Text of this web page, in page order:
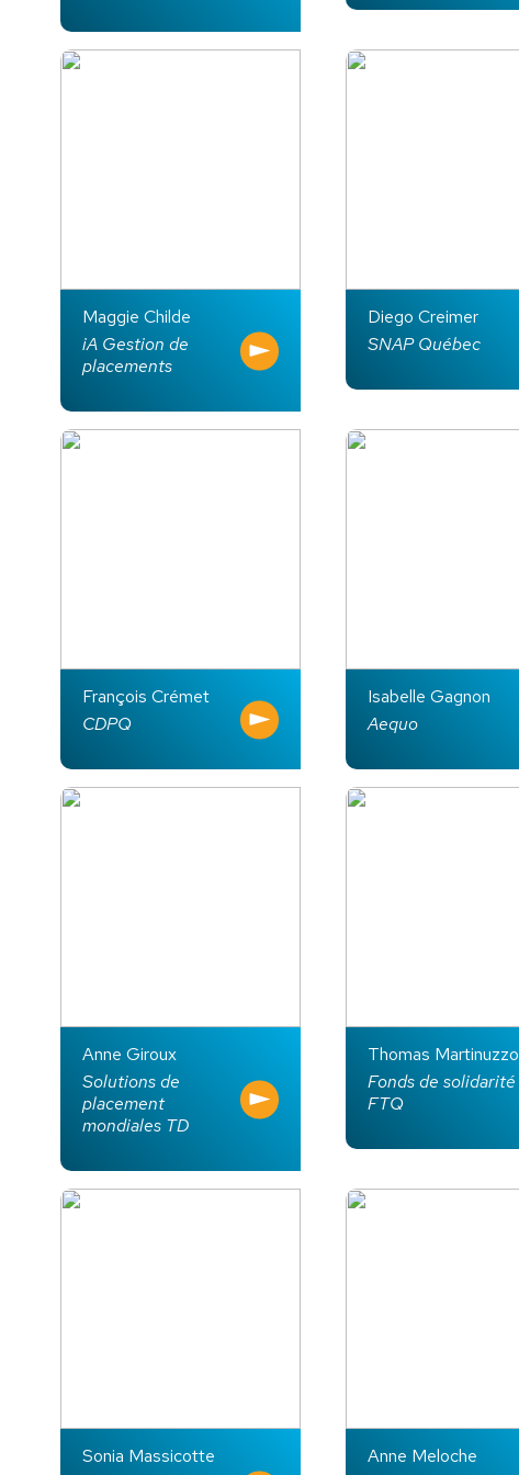
Maggie Childe
iA Gestion de
placements
Diego Creimer
SNAP Québec
François Crémet
CDPQ
Isabelle Gagnon
Aequo
Anne Giroux
Solutions de
placement
mondiales TD
Thomas Martinuzzo
Fonds de solidarité
FTQ
Sonia Massicotte
Anne Meloche